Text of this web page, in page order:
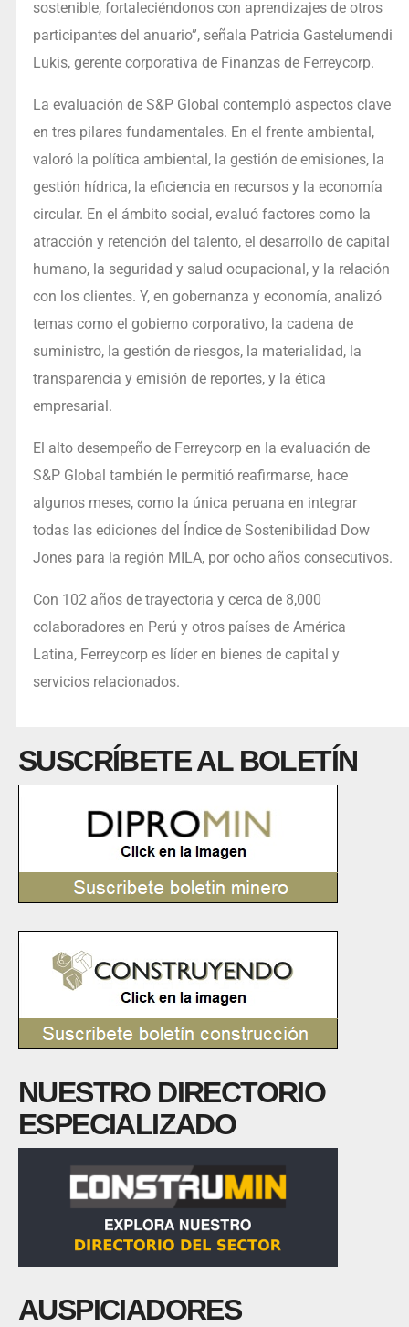
sostenible, fortaleciéndonos con aprendizajes de otros
participantes del anuario”, señala Patricia Gastelumendi
Lukis, gerente corporativa de Finanzas de Ferreycorp.
La evaluación de S&P Global contempló aspectos clave
en tres pilares fundamentales. En el frente ambiental,
valoró la política ambiental, la gestión de emisiones, la
gestión hídrica, la eficiencia en recursos y la economía
circular. En el ámbito social, evaluó factores como la
atracción y retención del talento, el desarrollo de capital
humano, la seguridad y salud ocupacional, y la relación
con los clientes. Y, en gobernanza y economía, analizó
temas como el gobierno corporativo, la cadena de
suministro, la gestión de riesgos, la materialidad, la
transparencia y emisión de reportes, y la ética
empresarial.
El alto desempeño de Ferreycorp en la evaluación de
S&P Global también le permitió reafirmarse, hace
algunos meses, como la única peruana en integrar
todas las ediciones del Índice de Sostenibilidad Dow
Jones para la región MILA, por ocho años consecutivos.
Con 102 años de trayectoria y cerca de 8,000
colaboradores en Perú y otros países de América
Latina, Ferreycorp es líder en bienes de capital y
servicios relacionados.
SUSCRÍBETE AL BOLETÍN
NUESTRO DIRECTORIO
ESPECIALIZADO
AUSPICIADORES